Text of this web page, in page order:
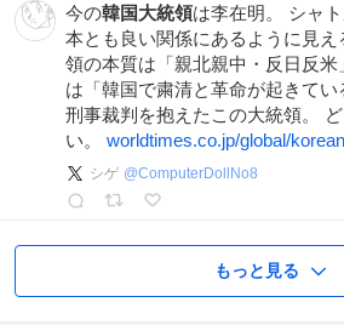
今の韓国大統領は李在明。 シャ
本とも良い関係にあるように見
領の本質は「親北親中・反日反
は「韓国で粛清と革命が起きて
刑事裁判を抱えたこの大統領。
い。 worldtimes.co.jp/global/
シゲ @ComputerDollNo8
もっと見る